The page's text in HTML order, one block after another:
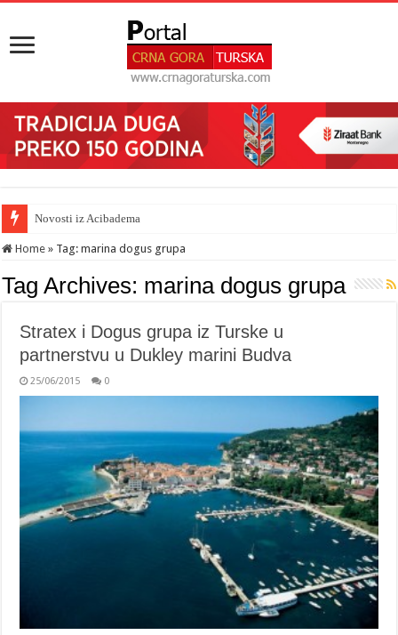
Novosti iz Acibadema
Home » Tag:marina dogus grupa
Tag Archives: marina dogus grupa
Stratex i Dogus grupa iz Turske u
partnerstvu u Dukley marini Budva
25/06/2015 0